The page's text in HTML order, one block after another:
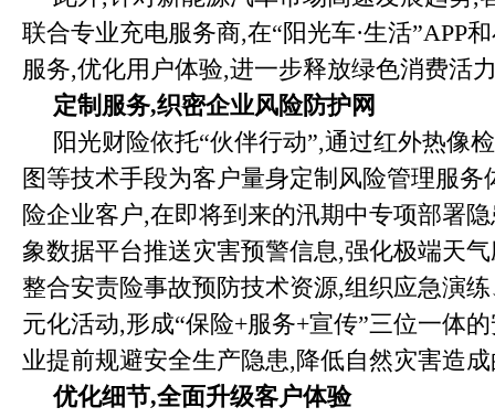
联合专业充电服务商,在“阳光车·生活”APP
服务,优化用户体验,进一步释放绿色消费活
定制服务,织密企业风险防护网
阳光财险依托“伙伴行动”,通过红外热像
图等技术手段为客户量身定制风险管理服务
险企业客户,在即将到来的汛期中专项部署
象数据平台推送灾害预警信息,强化极端天
整合安责险事故预防技术资源,组织应急演
元化活动,形成“保险+服务+宣传”三位一体
业提前规避安全生产隐患,降低自然灾害造
优化细节,全面升级客户体验